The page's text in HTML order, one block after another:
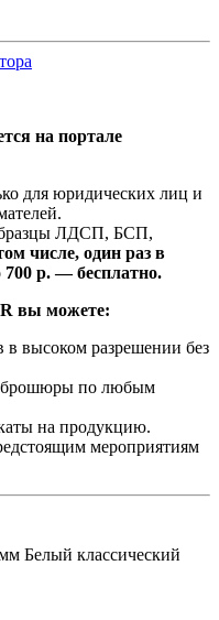
на портале
для юридических лиц и
ЛДСП, БСП,
числе, один раз в
р. — бесплатно.
вы можете:
в высоком разрешении без
брошюры по любым
на продукцию.
мероприятиям